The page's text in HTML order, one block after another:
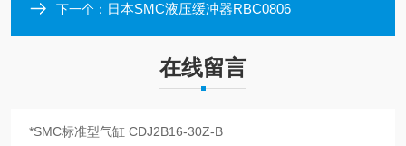
下一个： 日本SMC液压缓冲器RBC0806
在线留言